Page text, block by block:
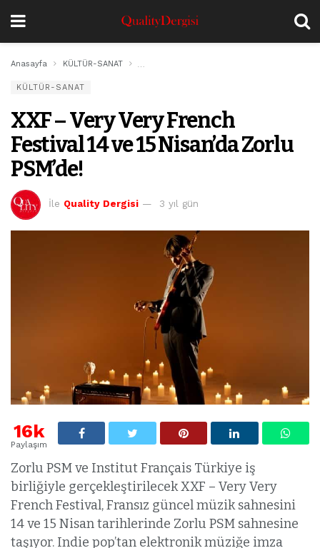
Anasayfa KÜLTÜR-SANAT
KÜLTÜR-SANAT
XXF – Very Very French
Festival 14 ve 15 Nisan’da Zorlu
PSM’de!
İle Quality Dergisi 3 yıl gün
16k
Paylaşım
Zorlu PSM ve Institut Français Türkiye iş
birliğiyle gerçekleştirilecek XXF – Very Very
French Festival, Fransız güncel müzik sahnesini
14 ve 15 Nisan tarihlerinde Zorlu PSM sahnesine
taşıyor. Indie pop’tan elektronik müziğe imza